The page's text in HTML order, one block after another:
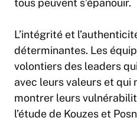
tous peuvent s’épanouir.
L’intégrité et
déterminantes. Les
volontiers des leaders
avec leurs valeurs et qui
montrer leurs
l’étude de Kouzes et